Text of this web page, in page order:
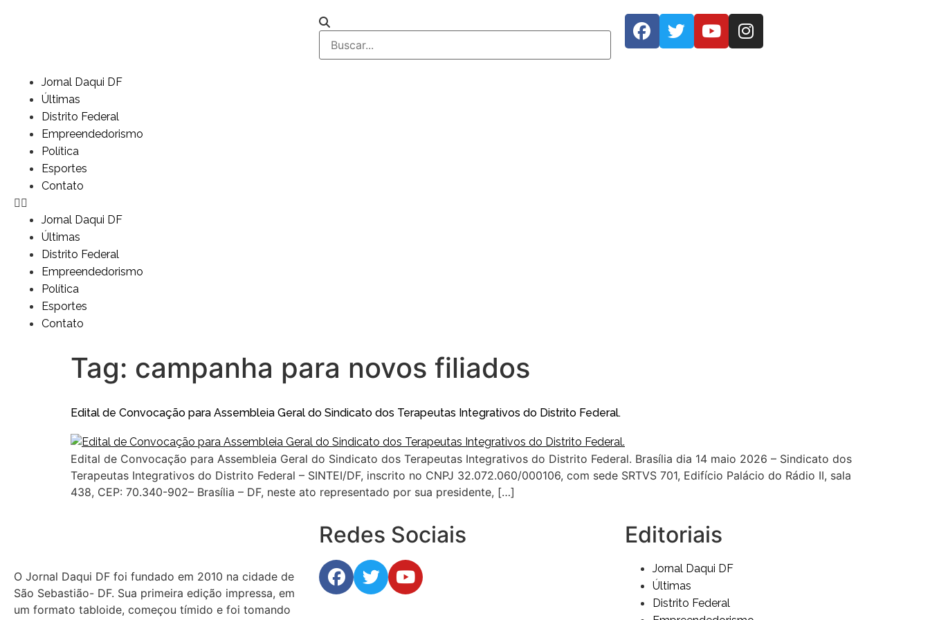
Jornal Daqui DF
Últimas
Distrito Federal
Empreendedorismo
Política
Esportes
Contato
Jornal Daqui DF
Últimas
Distrito Federal
Empreendedorismo
Política
Esportes
Contato
Tag: campanha para novos filiados
Edital de Convocação para Assembleia Geral do Sindicato dos Terapeutas Integrativos do Distrito Federal.
Edital de Convocação para Assembleia Geral do Sindicato dos Terapeutas Integrativos do Distrito Federal. Brasília dia 14 maio 2026 – Sindicato dos
Terapeutas Integrativos do Distrito Federal – SINTEI/DF, inscrito no CNPJ 32.072.060/000106, com sede SRTVS 701, Edifício Palácio do Rádio II, sala
438, CEP: 70.340-902– Brasília – DF, neste ato representado por sua presidente, […]
O Jornal Daqui DF foi fundado em 2010 na cidade de
São Sebastião- DF. Sua primeira edição impressa, em
um formato tabloide, começou tímido e foi tomando
Redes Sociais Editoriais
Jornal Daqui DF
Últimas
Distrito Federal